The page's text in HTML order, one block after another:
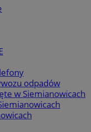
odpadów
w Siemianowicach